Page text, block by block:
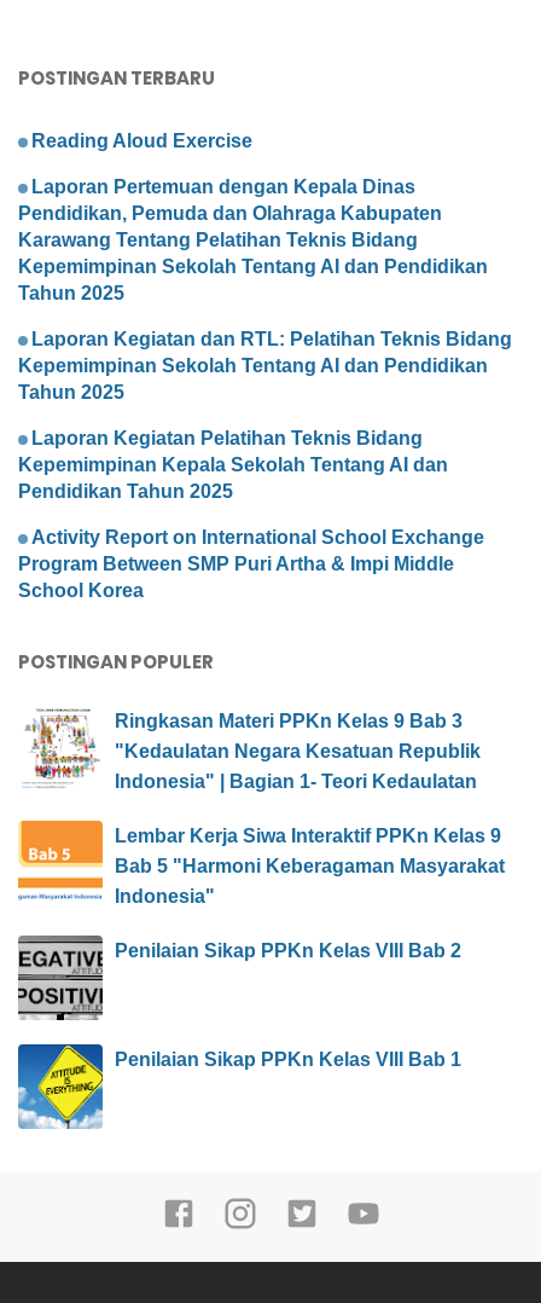
POSTINGAN TERBARU
Reading Aloud Exercise
Laporan Pertemuan dengan Kepala Dinas
Pendidikan, Pemuda dan Olahraga Kabupaten
Karawang Tentang Pelatihan Teknis Bidang
Kepemimpinan Sekolah Tentang AI dan Pendidikan
Tahun 2025
Laporan Kegiatan dan RTL: Pelatihan Teknis Bidang
Kepemimpinan Sekolah Tentang AI dan Pendidikan
Tahun 2025
Laporan Kegiatan Pelatihan Teknis Bidang
Kepemimpinan Kepala Sekolah Tentang AI dan
Pendidikan Tahun 2025
Activity Report on International School Exchange
Program Between SMP Puri Artha & Impi Middle
School Korea
POSTINGAN POPULER
Ringkasan Materi PPKn Kelas 9 Bab 3
"Kedaulatan Negara Kesatuan Republik
Indonesia" | Bagian 1- Teori Kedaulatan
Lembar Kerja Siwa Interaktif PPKn Kelas 9
Bab 5 "Harmoni Keberagaman Masyarakat
Indonesia"
Penilaian Sikap PPKn Kelas VIII Bab 2
Penilaian Sikap PPKn Kelas VIII Bab 1